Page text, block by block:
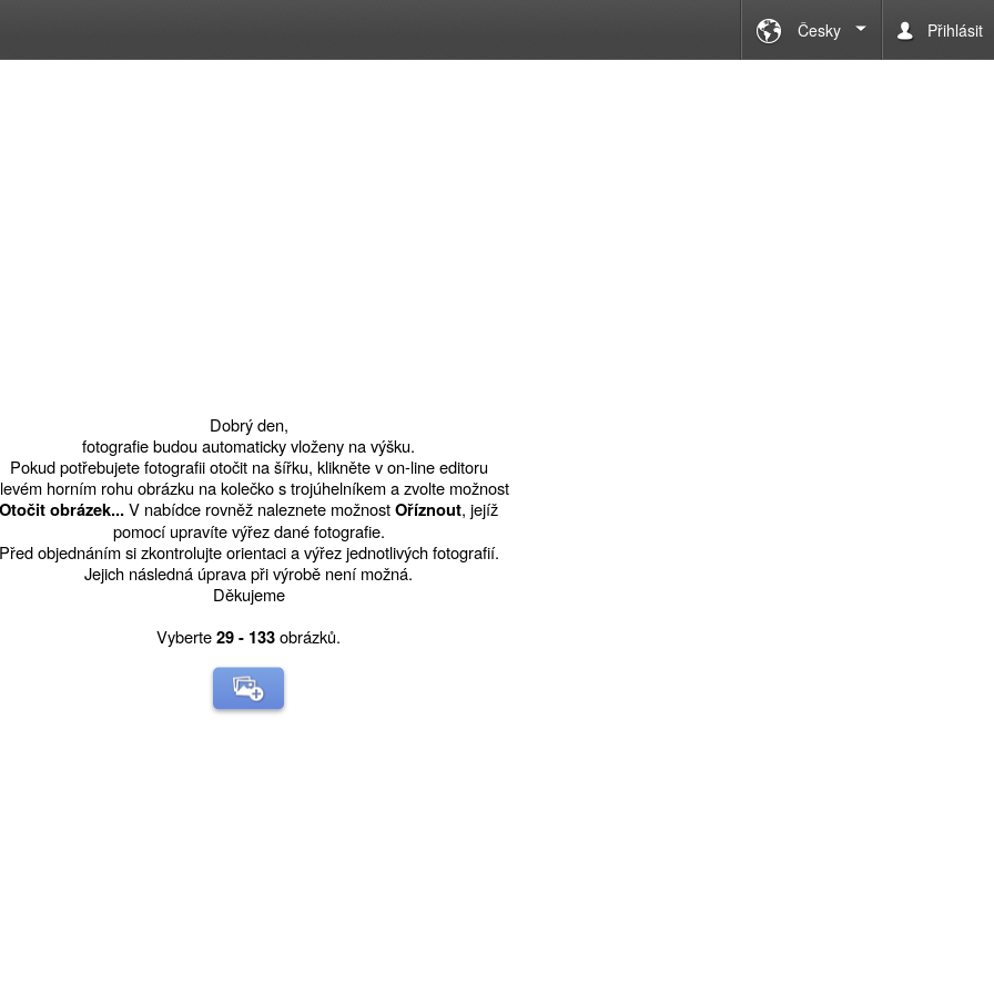
Česky Přihlásit
Dobrý den,
fotografie budou automaticky vloženy na výšku.
Pokud potřebujete fotografii otočit na šířku, klikněte v on-line editoru
horním rohu obrázku na kolečko s trojúhelníkem a zvolte možnost
Otočit obrázek...V nabídce rovněž naleznete možnostOříznout , jejíž
pomocí upravíte výřez dané fotografie.
objednáním si zkontrolujte orientaci a výřez jednotlivých fotografií.
Jejich následná úprava při výrobě není možná.
Děkujeme
Vyberte29 - 133obrázků.